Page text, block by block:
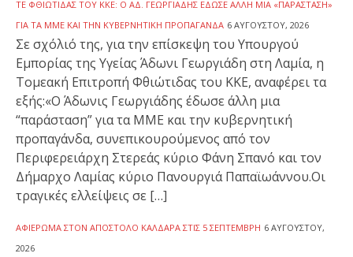
ΤΕ ΦΘΙΏΤΙΔΑΣ ΤΟΥ ΚΚΕ: Ο ΆΔ. ΓΕΩΡΓΙΆΔΗΣ ΈΔΩΣΕ ΆΛΛΗ ΜΙΑ «ΠΑΡΆΣΤΑΣΗ»
ΓΙΑ ΤΑ ΜΜΕ ΚΑΙ ΤΗΝ ΚΥΒΕΡΝΗΤΙΚΉ ΠΡΟΠΑΓΆΝΔΑ 6 ΑΥΓΟΎΣΤΟΥ, 2026
Σε σχόλιό της, για την επίσκεψη του Υπουργού
Εμπορίας της Υγείας Άδωνι Γεωργιάδη στη Λαμία, η
Τομεακή Επιτροπή Φθιώτιδας του ΚΚΕ, αναφέρει τα
εξής:«Ο Άδωνις Γεωργιάδης έδωσε άλλη μια
“παράσταση” για τα ΜΜΕ και την κυβερνητική
προπαγάνδα, συνεπικουρούμενος από τον
Περιφερειάρχη Στερεάς κύριο Φάνη Σπανό και τον
Δήμαρχο Λαμίας κύριο Πανουργιά Παπαϊωάννου.Οι
τραγικές ελλείψεις σε […]
ΑΦΙΈΡΩΜΑ ΣΤΟΝ ΑΠΌΣΤΟΛΟ ΚΑΛΔΆΡΑ ΣΤΙΣ 5 ΣΕΠΤΈΜΒΡΗ 6 ΑΥΓΟΎΣΤΟΥ,
2026